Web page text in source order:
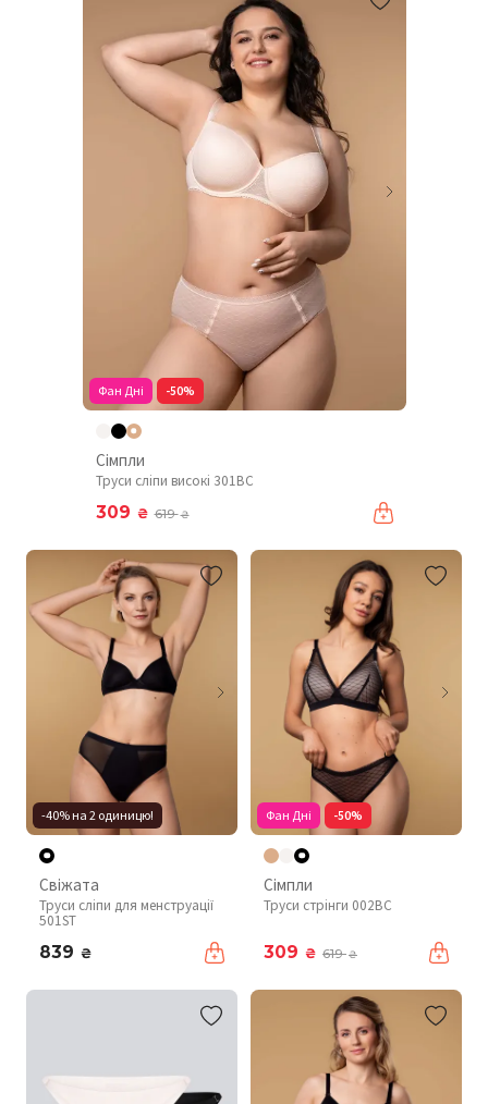
Фан Дні -50%
Сімпли
Труси сліпи високі 301BC
309 ₴ 619₴
-40% на 2 одиницю!
Свіжата
Труси сліпи для менструації
501ST
839 ₴
Фан Дні -50%
Сімпли
Труси стрінги 002BC
309 ₴ 619₴